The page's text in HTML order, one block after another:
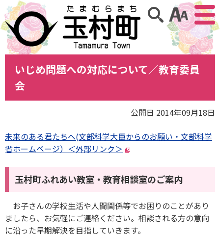
アクセ
サイト内検索
いじめ問題への対応について／教育委員
会
公開日 2014年09月18日
未来のある君たちへ(文部科学大臣からのお願い・文部科学
省ホームページ）＜外部リンク＞
玉村町ふれあい教室・教育相談室のご案内
お子さんの学校生活や人間関係等でお困りのことがあり
ましたら、お気軽にご連絡ください。相談される方の意向
に沿った早期解決を目指していきます。